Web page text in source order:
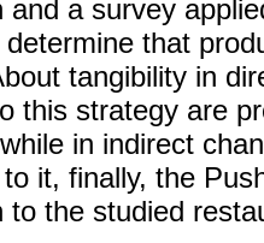
and a survey
that
tangibility in
this strategy are
in indirect
it, finally, the
to the studied